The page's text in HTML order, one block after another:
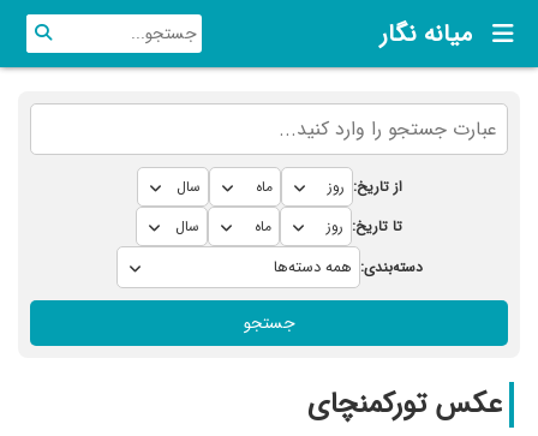
میانه نگار
از تاریخ:
تا تاریخ:
دسته‌بندی:
جستجو
عکس تورکمنچای